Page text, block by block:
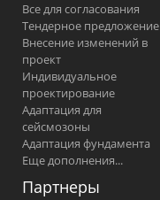
Все для согласования
Тендерное предложение
Внесение изменений в
проект
Индивидуальное
проектирование
Адаптация для
сейсмозоны
Адаптация фундамента
Еще дополнения...
Партнеры